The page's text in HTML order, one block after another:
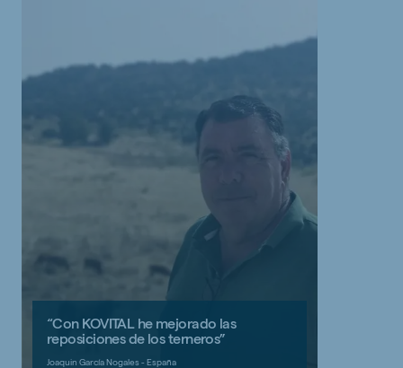
“Con KOVITAL he mejorado las
reposiciones de los terneros”
Joaquin García Nogales - España